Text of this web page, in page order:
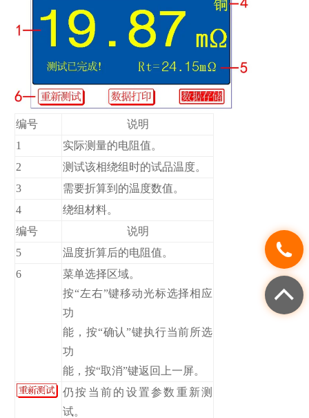
编号
说明
1
实际测量的电阻值。
2
测试该相绕组时的试品温度。
3
需要折算到的温度数值。
4
绕组材料。
编号
说明
5
温度折算后的电阻值。
6
菜单选择区域。
按“左右”键移动光标选择相应
功
能，按“确认”键执行当前所选
功
能，按“取消”键返回上一屏。
仍按当前的设置参数重新测
试。